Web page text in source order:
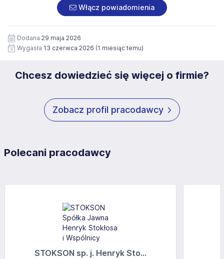
pod numerem 33 816 64 09 lub pisemnie na adres
siedziby administratora.
https://www.workprofit.pl/klauzula-informacyjna.html
załączonych dokumentach aplikacyjnych (w tym
wizerunku), na potrzeby przyszłych rekrutacji przez okres
12 miesięcy. Zgoda jest dobrowolna i może być w każdym
czasie wycofana.
Włącz powiadomienia
Dodana 29 maja 2026
Wygasła 13 czerwca 2026 (1 miesiąc temu)
Chcesz dowiedzieć się więcej o firmie?
Zobacz profil pracodawcy
Polecani pracodawcy
STOKSON sp. j. Henryk Sto...